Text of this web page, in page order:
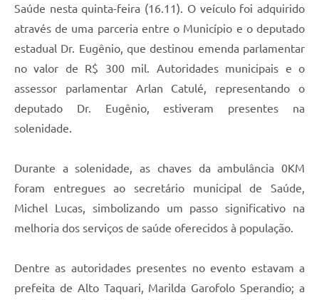
Saúde nesta quinta-feira (16.11). O veículo foi adquirido
através de uma parceria entre o Município e o deputado
estadual Dr. Eugênio, que destinou emenda parlamentar
no valor de R$ 300 mil. Autoridades municipais e o
assessor parlamentar Arlan Catulé, representando o
deputado Dr. Eugênio, estiveram presentes na
solenidade.
Durante a solenidade, as chaves da ambulância 0KM
foram entregues ao secretário municipal de Saúde,
Michel Lucas, simbolizando um passo significativo na
melhoria dos serviços de saúde oferecidos à população.
Dentre as autoridades presentes no evento estavam a
prefeita de Alto Taquari, Marilda Garofolo Sperandio; a